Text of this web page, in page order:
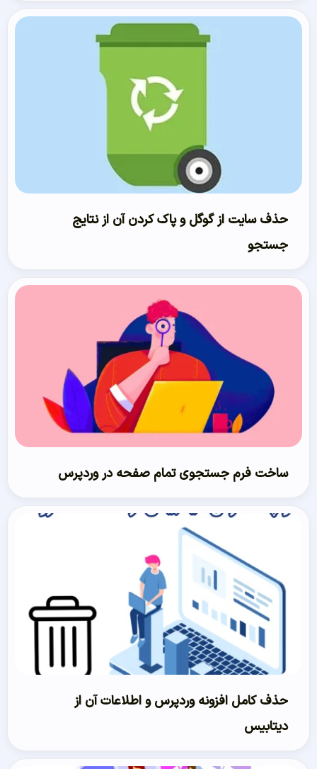
حذف سایت از گوگل و پاک کردن آن از نتایج
جستجو
ساخت فرم جستجوی تمام صفحه در وردپرس
حذف کامل افزونه وردپرس و اطلاعات آن از
دیتابیس